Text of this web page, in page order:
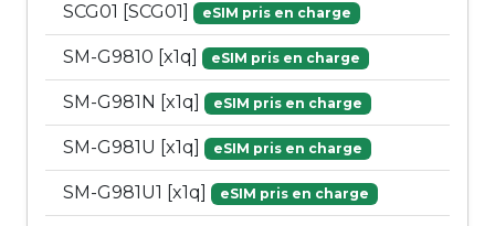
SCG01 [SCG01] eSIM pris en charge
SM-G9810 [x1q] eSIM pris en charge
SM-G981N [x1q] eSIM pris en charge
SM-G981U [x1q] eSIM pris en charge
SM-G981U1 [x1q] eSIM pris en charge